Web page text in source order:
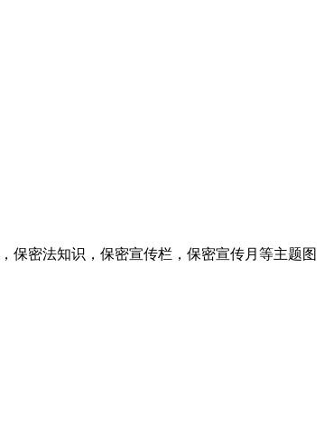
保密法知识，保密宣传栏，保密宣传月等主题图